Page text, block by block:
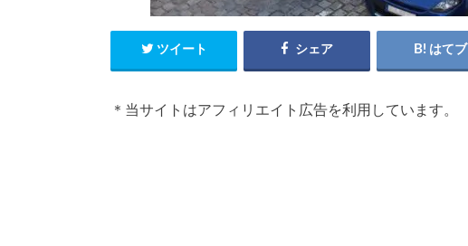
ツイート シェア はてブ
＊当サイトはアフィリエイト広告を利用しています。